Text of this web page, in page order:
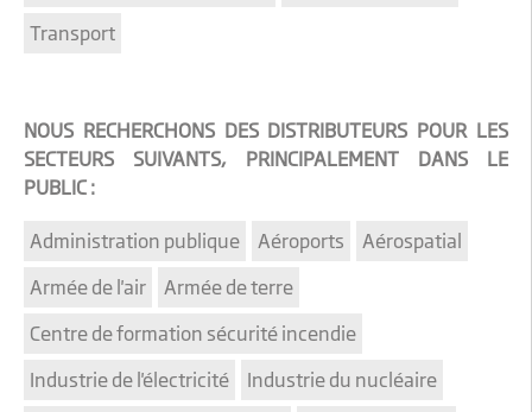
Transport
NOUS RECHERCHONS DES DISTRIBUTEURS POUR LES
SECTEURS SUIVANTS, PRINCIPALEMENT DANS LE
PUBLIC :
Administration publique Aéroports
Aérospatial
Armée de l'air
Armée de terre
Centre de formation sécurité incendie
Industrie de l'électricité
Industrie du nucléaire